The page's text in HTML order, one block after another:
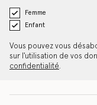
Femme
Enfant
Vous pouvez vous
sur l'utilisation de vos
confidentialité.